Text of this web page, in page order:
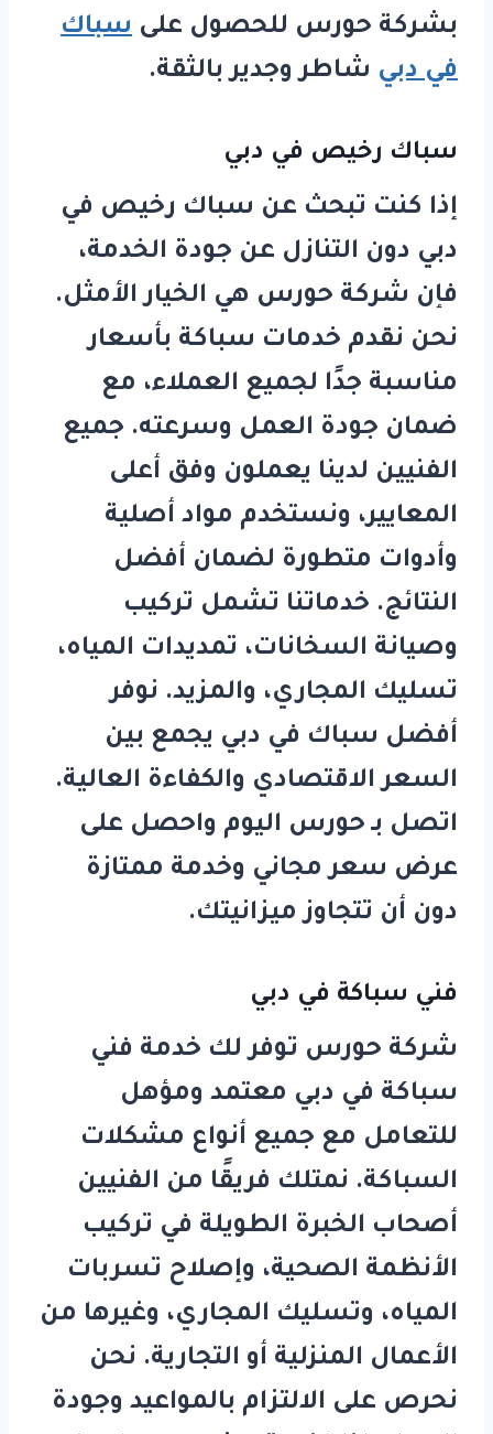
بشركة حورس للحصول على سباك
في دبي شاطر وجدير بالثقة.
سباك رخيص في دبي
إذا كنت تبحث عن سباك رخيص في
دبي دون التنازل عن جودة الخدمة،
فإن شركة حورس هي الخيار الأمثل.
نحن نقدم خدمات سباكة بأسعار
مناسبة جدًا لجميع العملاء، مع
ضمان جودة العمل وسرعته. جميع
الفنيين لدينا يعملون وفق أعلى
المعايير، ونستخدم مواد أصلية
وأدوات متطورة لضمان أفضل
النتائج. خدماتنا تشمل تركيب
وصيانة السخانات، تمديدات المياه،
تسليك المجاري، والمزيد. نوفر
أفضل سباك في دبي يجمع بين
السعر الاقتصادي والكفاءة العالية.
اتصل بـ حورس اليوم واحصل على
عرض سعر مجاني وخدمة ممتازة
دون أن تتجاوز ميزانيتك.
فني سباكة في دبي
شركة حورس توفر لك خدمة فني
سباكة في دبي معتمد ومؤهل
للتعامل مع جميع أنواع مشكلات
السباكة. نمتلك فريقًا من الفنيين
أصحاب الخبرة الطويلة في تركيب
الأنظمة الصحية، وإصلاح تسربات
المياه، وتسليك المجاري، وغيرها من
الأعمال المنزلية أو التجارية. نحن
نحرص على الالتزام بالمواعيد وجودة